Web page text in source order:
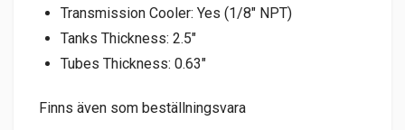
Transmission Cooler: Yes (1/8″ NPT)
Tanks Thickness: 2.5″
Tubes Thickness: 0.63″
Finns även som beställningsvara